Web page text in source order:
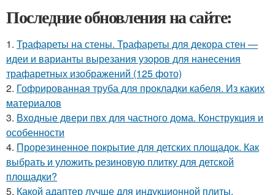
Последние обновления на сайте:
1. Трафареты на стены. Трафареты для декора стен —
идеи и варианты вырезания узоров для нанесения
трафаретных изображений (125 фото)
2. Гофрированная труба для прокладки кабеля. Из каких
материалов
3. Входные двери пвх для частного дома. Конструкция и
особенности
4. Прорезиненное покрытие для детских площадок. Как
выбрать и уложить резиновую плитку для детской
площадки?
5. Какой адаптер лучше для индукционной плиты.